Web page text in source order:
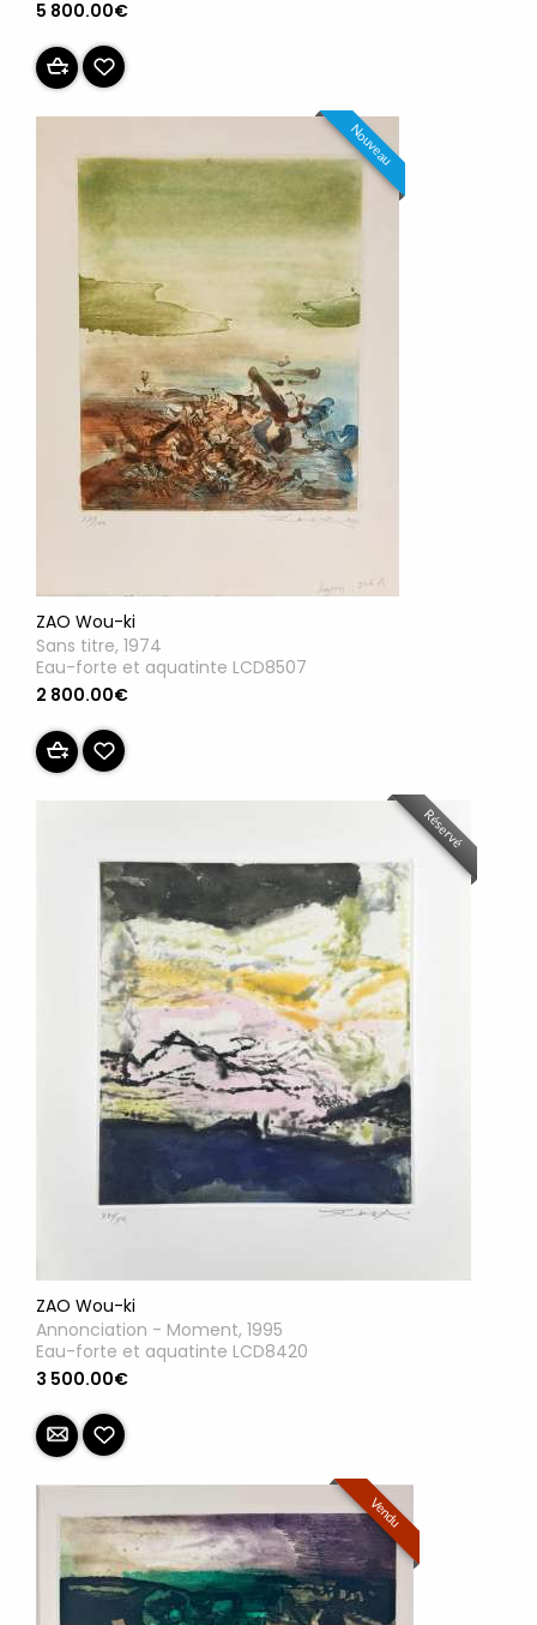
5 800.00€
Nouveau
ZAO Wou-ki
Sans titre, 1974
Eau-forte et aquatinte LCD8507
2 800.00€
Réservé
ZAO Wou-ki
Annonciation - Moment, 1995
Eau-forte et aquatinte LCD8420
3 500.00€
Vendu